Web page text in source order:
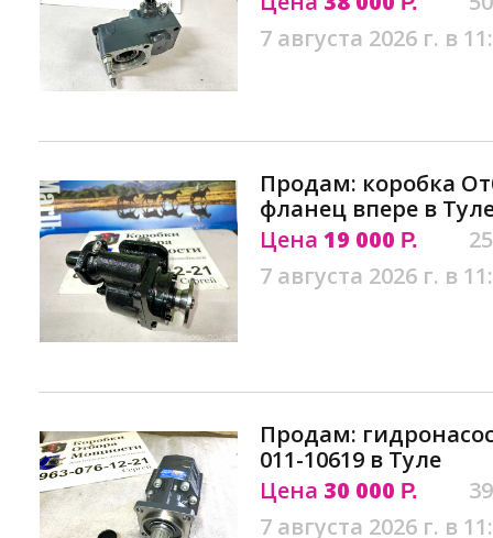
7 августа 2026 г. в
Продам: коробка
фланец впере в
Цена 19 000 Р.
7 августа 2026 г. в
Продам: гидронасос
011-10619 в Туле
Цена 30 000 Р.
7 августа 2026 г. в